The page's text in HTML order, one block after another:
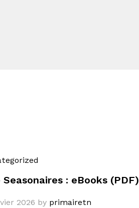
Seasonaires : eBooks (PDF)
2026 by primairetn